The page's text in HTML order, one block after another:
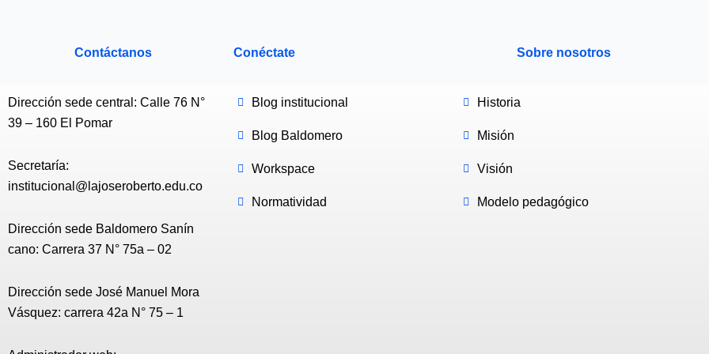
Contáctanos Conéctate Sobre nosotros
Dirección sede central: Calle 76 N°
39 – 160 El Pomar
Secretaría:
institucional@lajoseroberto.edu.co
Dirección sede Baldomero Sanín
cano: Carrera 37 N° 75a – 02
Dirección sede José Manuel Mora
Vásquez: carrera 42a N° 75 – 1
Blog institucional
Blog Baldomero
Workspace
Normatividad
Historia
Misión
Visión
Modelo pedagógico